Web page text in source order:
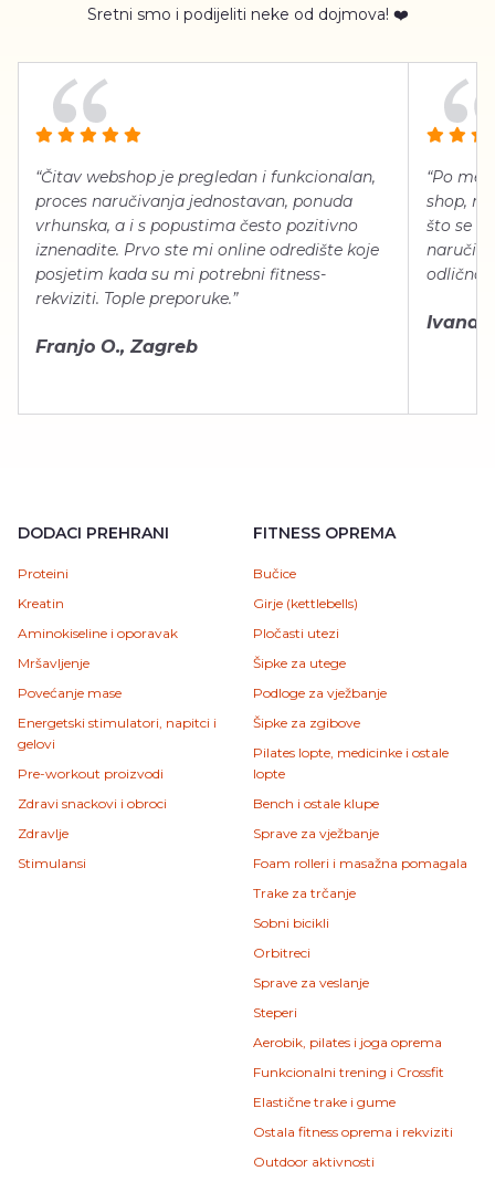
Sretni smo i podijeliti neke od dojmova! ❤️
“Čitav webshop je pregledan i funkcionalan,
proces naručivanja jednostavan, ponuda
vrhunska, a i s popustima često pozitivno
iznenadite. Prvo ste mi online odredište koje
posjetim kada su mi potrebni fitness-
rekviziti. Tople preporuke.”
Franjo O., Zagreb
“Po
shop,
što se
naručiti,
odlično
Ivana
DODACI PREHRANI
Proteini
Kreatin
Aminokiseline i oporavak
Mršavljenje
Povećanje mase
Energetski stimulatori, napitci i
gelovi
Pre-workout proizvodi
Zdravi snackovi i obroci
Zdravlje
Stimulansi
FITNESS OPREMA
Bučice
Girje (kettlebells)
Pločasti utezi
Šipke za utege
Podloge za vježbanje
Šipke za zgibove
Pilates lopte, medicinke i ostale
lopte
Bench i ostale klupe
Sprave za vježbanje
Foam rolleri i masažna pomagala
Trake za trčanje
Sobni bicikli
Orbitreci
Sprave za veslanje
Steperi
Aerobik, pilates i joga oprema
Funkcionalni trening i Crossfit
Elastične trake i gume
Ostala fitness oprema i rekviziti
Outdoor aktivnosti